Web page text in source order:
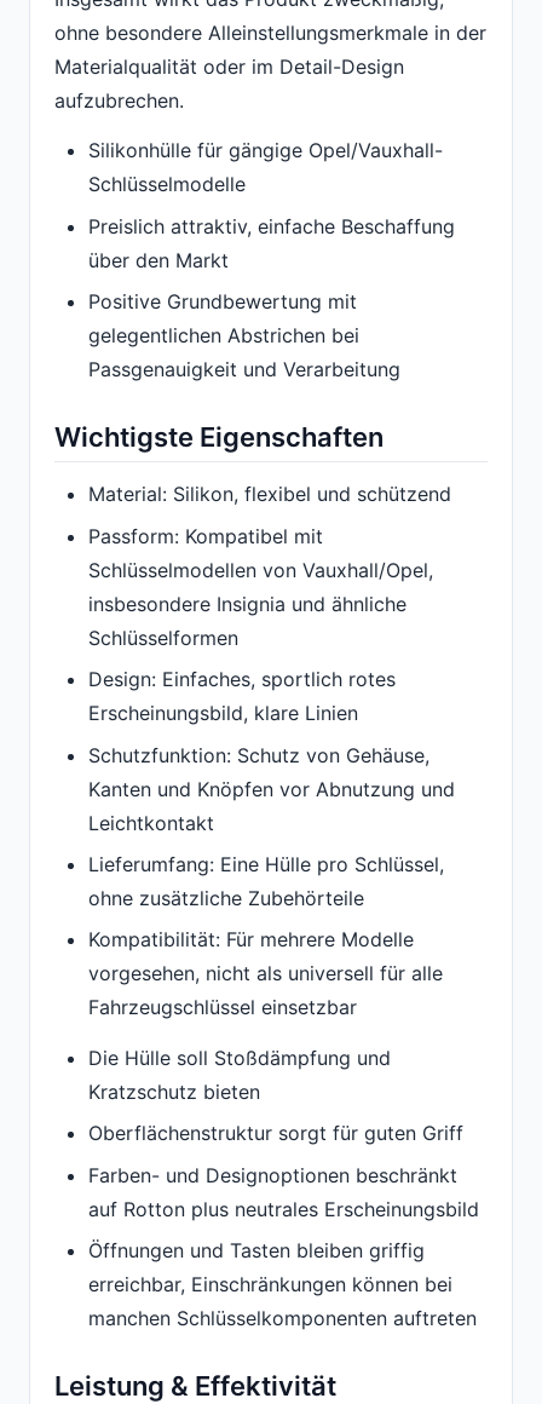
ohne besondere Alleinstellungsmerkmale in der
Materialqualität oder im Detail-Design
aufzubrechen.
Silikonhülle für gängige Opel/Vauxhall-
Schlüsselmodelle
Preislich attraktiv, einfache Beschaffung
über den Markt
Positive Grundbewertung mit
gelegentlichen Abstrichen bei
Passgenauigkeit und Verarbeitung
Wichtigste Eigenschaften
Material: Silikon, flexibel und schützend
Passform: Kompatibel mit
Schlüsselmodellen von Vauxhall/Opel,
insbesondere Insignia und ähnliche
Schlüsselformen
Design: Einfaches, sportlich rotes
Erscheinungsbild, klare Linien
Schutzfunktion: Schutz von Gehäuse,
Kanten und Knöpfen vor Abnutzung und
Leichtkontakt
Lieferumfang: Eine Hülle pro Schlüssel,
ohne zusätzliche Zubehörteile
Kompatibilität: Für mehrere Modelle
vorgesehen, nicht als universell für alle
Fahrzeugschlüssel einsetzbar
Die Hülle soll Stoßdämpfung und
Kratzschutz bieten
Oberflächenstruktur sorgt für guten Griff
Farben- und Designoptionen beschränkt
auf Rotton plus neutrales Erscheinungsbild
Öffnungen und Tasten bleiben griffig
erreichbar, Einschränkungen können bei
manchen Schlüsselkomponenten auftreten
Leistung & Effektivität